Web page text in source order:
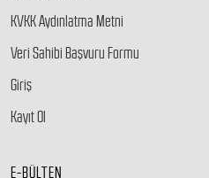
KVKK Aydınlatma Metni
Veri Sahibi Başvuru Formu
Giriş
Kayıt Ol
E-BÜLTEN